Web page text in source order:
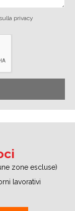
privacy
zone escluse)
lavorativi